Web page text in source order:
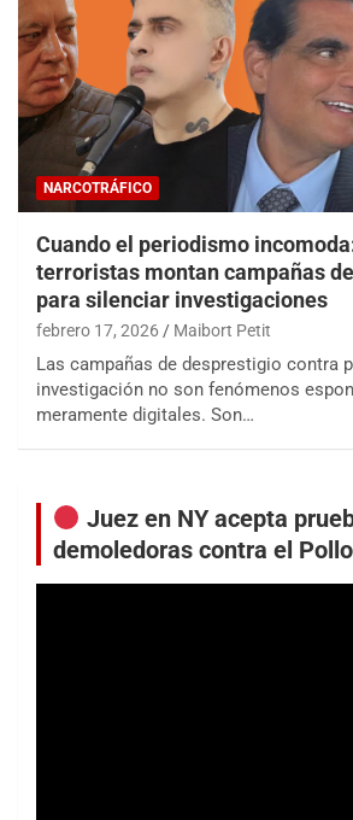
NARCOTRÁFICO
Cuando el periodismo
terroristas montan campañas
para silenciar investigaciones
febrero 17, 2026 Maibort Petit
Las campañas de desprestigio contra
investigación no son fenómenos
meramente digitales. Son…
Juez en NY acepta
demoledoras contra el